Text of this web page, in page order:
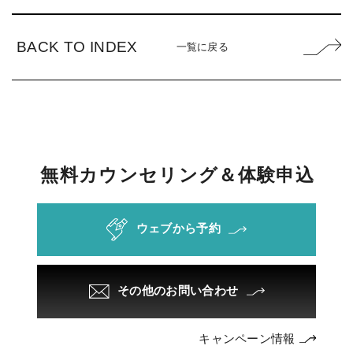
BACK TO INDEX 一覧に戻る
無料カ ウ ンセ リ ング＆体験申込
ウェブから予約
その他のお問い合わせ
キャンペーン情報